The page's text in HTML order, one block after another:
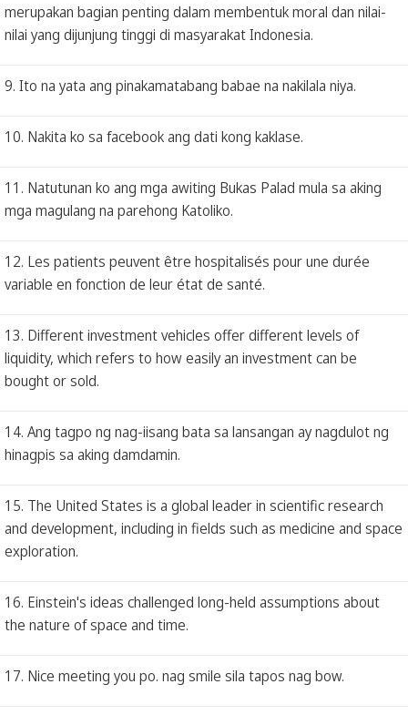
merupakan bagian penting dalam membentuk moral dan nilai-
nilai yang dijunjung tinggi di masyarakat Indonesia.
9. Ito na yata ang pinakamatabang babae na nakilala niya.
10. Nakita ko sa facebook ang dati kong kaklase.
11. Natutunan ko ang mga awiting Bukas Palad mula sa aking
mga magulang na parehong Katoliko.
12. Les patients peuvent être hospitalisés pour une durée
variable en fonction de leur état de santé.
13. Different investment vehicles offer different levels of
liquidity, which refers to how easily an investment can be
bought or sold.
14. Ang tagpo ng nag-iisang bata sa lansangan ay nagdulot ng
hinagpis sa aking damdamin.
15. The United States is a global leader in scientific research
and development, including in fields such as medicine and space
exploration.
16. Einstein's ideas challenged long-held assumptions about
the nature of space and time.
17. Nice meeting you po. nag smile sila tapos nag bow.